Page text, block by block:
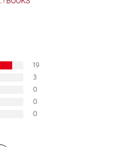
19
3
0
0
0